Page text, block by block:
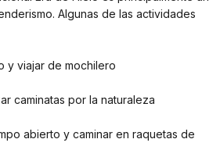
Algunas de las actividades
y viajar de mochilero
caminatas por la naturaleza
abierto y caminar en raquetas de